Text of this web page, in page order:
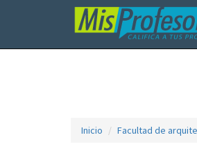
Inicio Facultad de